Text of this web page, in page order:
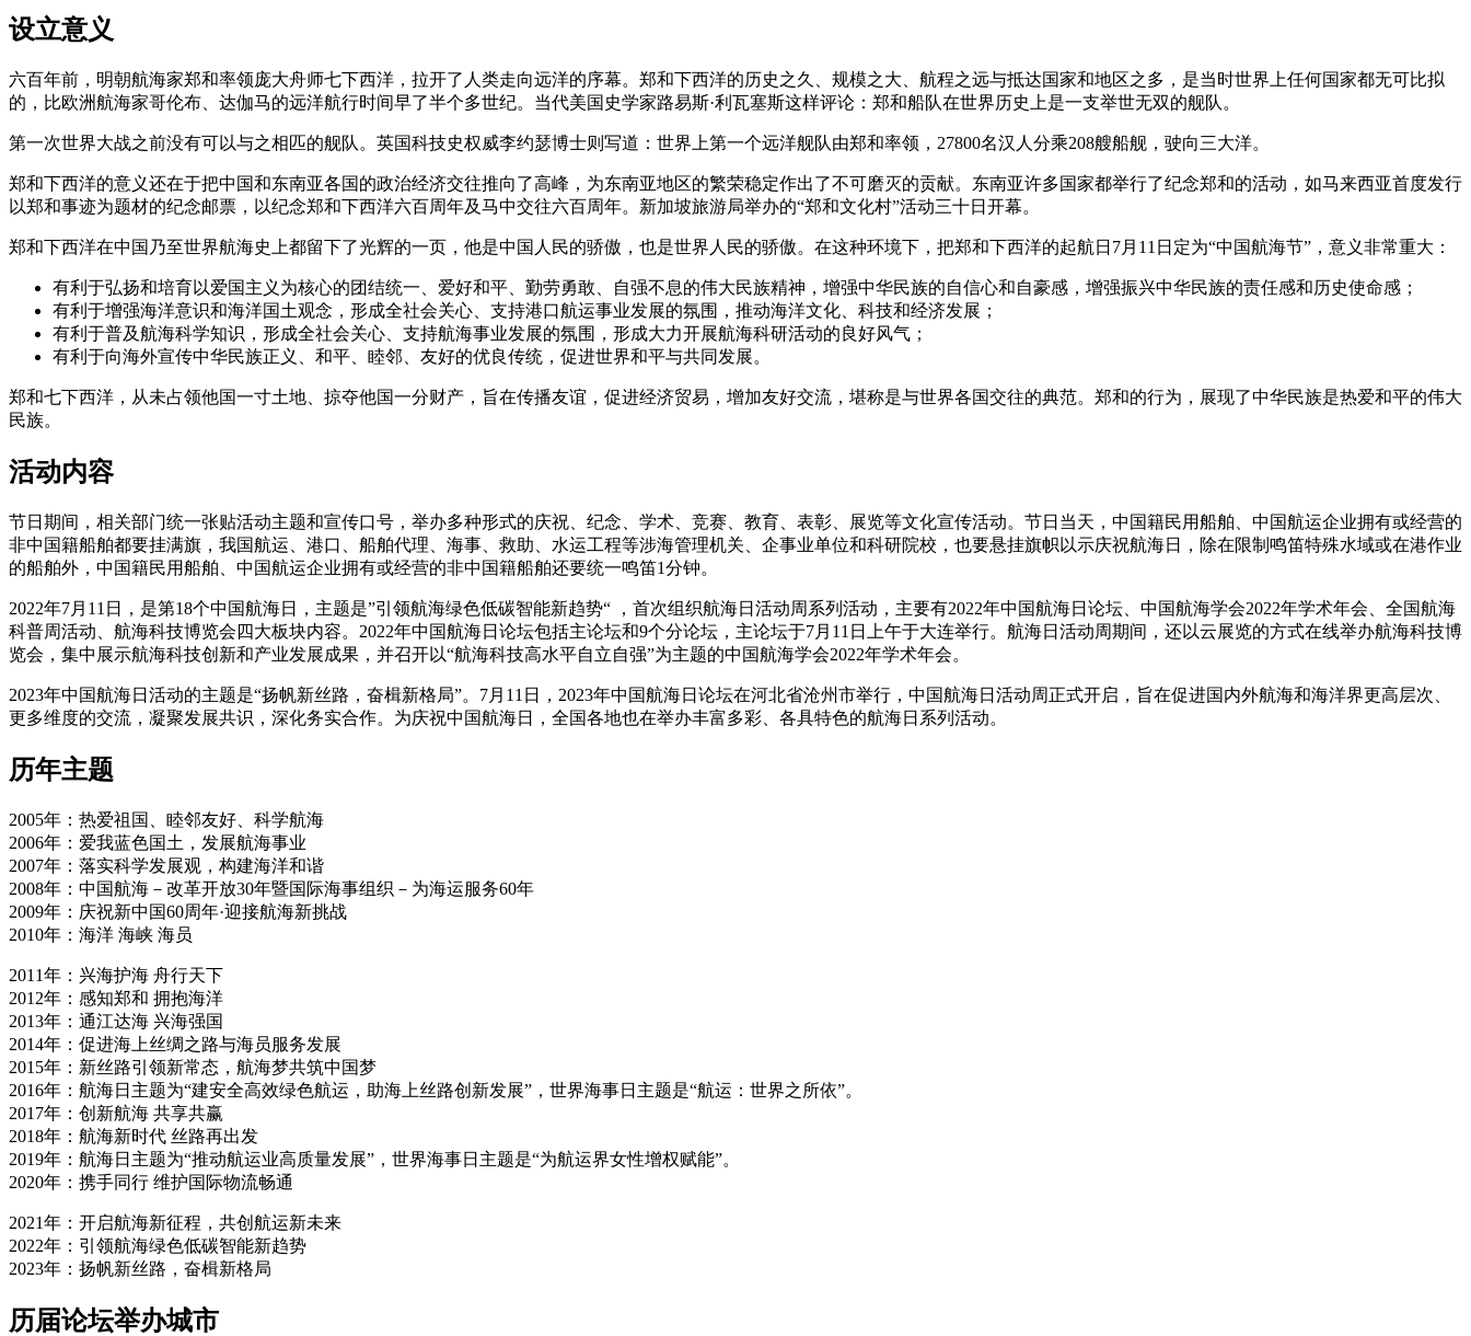
设立意义
六百年前，明朝航海家郑和率领庞大舟师七下西洋，拉开了人类走向远洋的序幕。郑和下西洋的历史之久、规模之大、航程之远与抵达国家和地区之多，是当时世界上任何国家都无可比拟
的，比欧洲航海家哥伦布、达伽马的远洋航行时间早了半个多世纪。当代美国史学家路易斯·利瓦塞斯这样评论：郑和船队在世界历史上是一支举世无双的舰队。
第一次世界大战之前没有可以与之相匹的舰队。英国科技史权威李约瑟博士则写道：世界上第一个远洋舰队由郑和率领，27800名汉人分乘208艘船舰，驶向三大洋。
郑和下西洋的意义还在于把中国和东南亚各国的政治经济交往推向了高峰，为东南亚地区的繁荣稳定作出了不可磨灭的贡献。东南亚许多国家都举行了纪念郑和的活动，如马来西亚首度发行
以郑和事迹为题材的纪念邮票，以纪念郑和下西洋六百周年及马中交往六百周年。新加坡旅游局举办的“郑和文化村”活动三十日开幕。
郑和下西洋在中国乃至世界航海史上都留下了光辉的一页，他是中国人民的骄傲，也是世界人民的骄傲。在这种环境下，把郑和下西洋的起航日7月11日定为“中国航海节”，意义非常重大：
有利于弘扬和培育以爱国主义为核心的团结统一、爱好和平、勤劳勇敢、自强不息的伟大民族精神，增强中华民族的自信心和自豪感，增强振兴中华民族的责任感和历史使命感；
有利于增强海洋意识和海洋国土观念，形成全社会关心、支持港口航运事业发展的氛围，推动海洋文化、科技和经济发展；
有利于普及航海科学知识，形成全社会关心、支持航海事业发展的氛围，形成大力开展航海科研活动的良好风气；
有利于向海外宣传中华民族正义、和平、睦邻、友好的优良传统，促进世界和平与共同发展。
郑和七下西洋，从未占领他国一寸土地、掠夺他国一分财产，旨在传播友谊，促进经济贸易，增加友好交流，堪称是与世界各国交往的典范。郑和的行为，展现了中华民族是热爱和平的伟大
民族。
活动内容
节日期间，相关部门统一张贴活动主题和宣传口号，举办多种形式的庆祝、纪念、学术、竞赛、教育、表彰、展览等文化宣传活动。节日当天，中国籍民用船舶、中国航运企业拥有或经营的
非中国籍船舶都要挂满旗，我国航运、港口、船舶代理、海事、救助、水运工程等涉海管理机关、企事业单位和科研院校，也要悬挂旗帜以示庆祝航海日，除在限制鸣笛特殊水域或在港作业
的船舶外，中国籍民用船舶、中国航运企业拥有或经营的非中国籍船舶还要统一鸣笛1分钟。
2022年7月11日，是第18个中国航海日，主题是”引领航海绿色低碳智能新趋势“ ，首次组织航海日活动周系列活动，主要有2022年中国航海日论坛、中国航海学会2022年学术年会、全国航海
科普周活动、航海科技博览会四大板块内容。2022年中国航海日论坛包括主论坛和9个分论坛，主论坛于7月11日上午于大连举行。航海日活动周期间，还以云展览的方式在线举办航海科技博
览会，集中展示航海科技创新和产业发展成果，并召开以“航海科技高水平自立自强”为主题的中国航海学会2022年学术年会。
2023年中国航海日活动的主题是“扬帆新丝路，奋楫新格局”。7月11日，2023年中国航海日论坛在河北省沧州市举行，中国航海日活动周正式开启，旨在促进国内外航海和海洋界更高层次、
更多维度的交流，凝聚发展共识，深化务实合作。为庆祝中国航海日，全国各地也在举办丰富多彩、各具特色的航海日系列活动。
历年主题
2005年：热爱祖国、睦邻友好、科学航海
2006年：爱我蓝色国土，发展航海事业
2007年：落实科学发展观，构建海洋和谐
2008年：中国航海－改革开放30年暨国际海事组织－为海运服务60年
2009年：庆祝新中国60周年·迎接航海新挑战
2010年：海洋 海峡 海员
2011年：兴海护海 舟行天下
2012年：感知郑和 拥抱海洋
2013年：通江达海 兴海强国
2014年：促进海上丝绸之路与海员服务发展
2015年：新丝路引领新常态，航海梦共筑中国梦
2016年：航海日主题为“建安全高效绿色航运，助海上丝路创新发展”，世界海事日主题是“航运：世界之所依”。
2017年：创新航海 共享共赢
2018年：航海新时代 丝路再出发
2019年：航海日主题为“推动航运业高质量发展”，世界海事日主题是“为航运界女性增权赋能”。
2020年：携手同行 维护国际物流畅通
2021年：开启航海新征程，共创航运新未来
2022年：引领航海绿色低碳智能新趋势
2023年：扬帆新丝路，奋楫新格局
历届论坛举办城市